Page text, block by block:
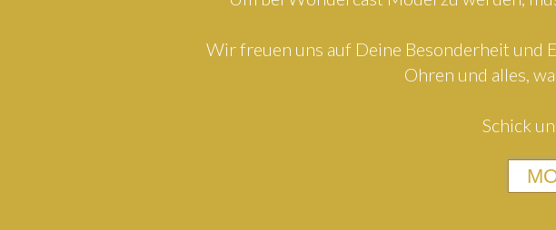
Wir freuen uns auf Deine Besonderheit und
Ohren und alles,
Schick